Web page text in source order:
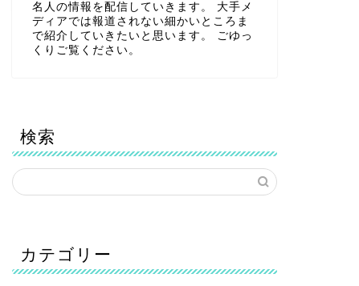
名人の情報を配信していきます。 大手メ
ディアでは報道されない細かいところま
で紹介していきたいと思います。 ごゆっ
くりご覧ください。
検索
カテゴリー